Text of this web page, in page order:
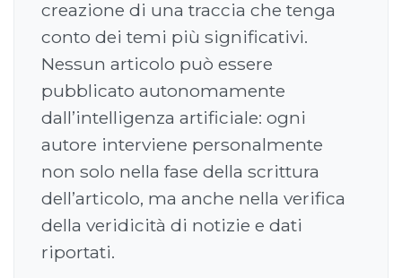
creazione di una traccia che tenga
conto dei temi più significativi.
Nessun articolo può essere
pubblicato autonomamente
dall’intelligenza artificiale: ogni
autore interviene personalmente
non solo nella fase della scrittura
dell’articolo, ma anche nella verifica
della veridicità di notizie e dati
riportati.